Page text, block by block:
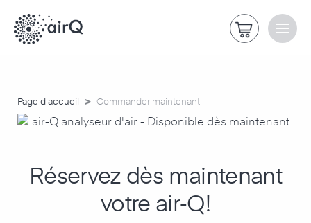
Page d'accueil > Commander maintenant
Réservez dès maintenant
votre air‑Q!